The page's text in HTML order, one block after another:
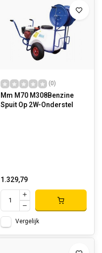
(0)
Mm M70 M308Benzine
Spuit Op 2W-Onderstel
1.329,79
Vergelijk